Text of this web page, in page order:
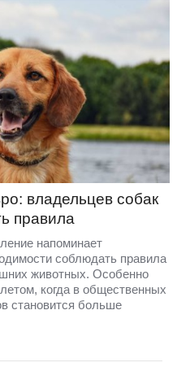
владельцев собак
правила
напоминает
соблюдать правила
животных. Особенно
когда в общественных
становится больше